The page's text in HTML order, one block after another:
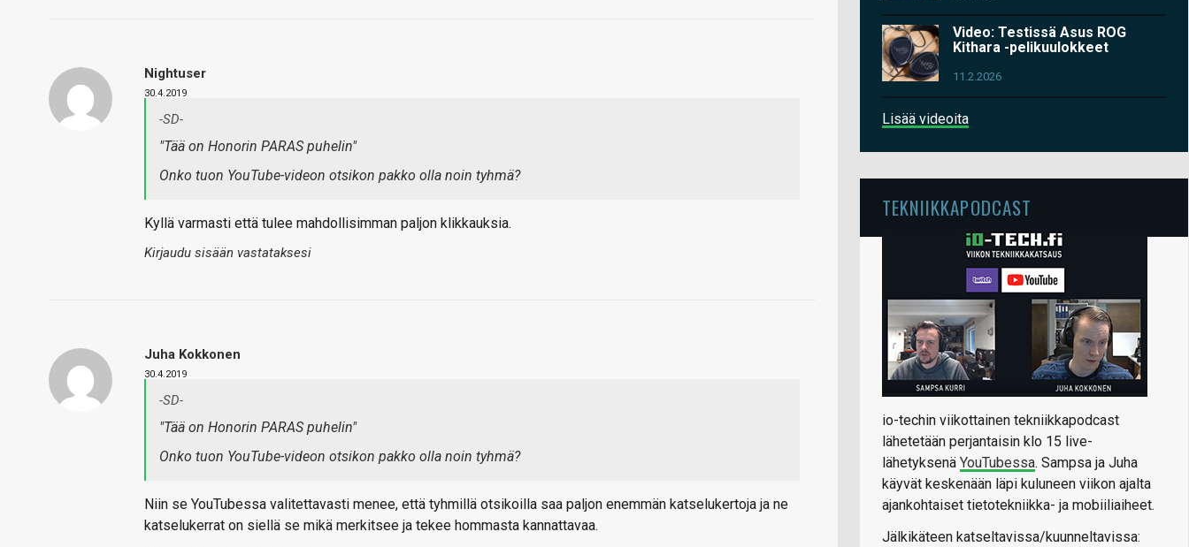
Nightuser
30.4.2019
-SD-
"Tää on Honorin PARAS puhelin"
Onko tuon YouTube-videon otsikon pakko olla noin tyhmä?
Kyllä varmasti että tulee mahdollisimman paljon klikkauksia.
Kirjaudu sisään vastataksesi
Juha Kokkonen
30.4.2019
-SD-
"Tää on Honorin PARAS puhelin"
Onko tuon YouTube-videon otsikon pakko olla noin tyhmä?
Niin se YouTubessa valitettavasti menee, että tyhmillä otsikoilla saa paljon enemmän katselukertoja ja ne
katselukerrat on siellä se mikä merkitsee ja tekee hommasta kannattavaa.
Video: Testissä Asus ROG
Kithara -pelikuulokkeet
11.2.2026
Lisää videoita
TEKNIIKKAPODCAST
io-techin viikottainen tekniikkapodcast
lähetetään perjantaisin klo 15 live-
lähetyksenä YouTubessa. Sampsa ja Juha
käyvät keskenään läpi kuluneen viikon ajalta
ajankohtaiset tietotekniikka- ja mobiiliaiheet.
Jälkikäteen katseltavissa/kuunneltavissa: